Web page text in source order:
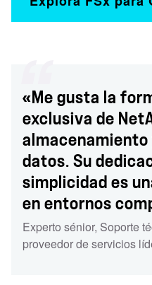
«Me gusta la
exclusiva de
almacenamiento
datos. Su
simplicidad es
en entornos
Experto sénior, Soporte
proveedor de servicios